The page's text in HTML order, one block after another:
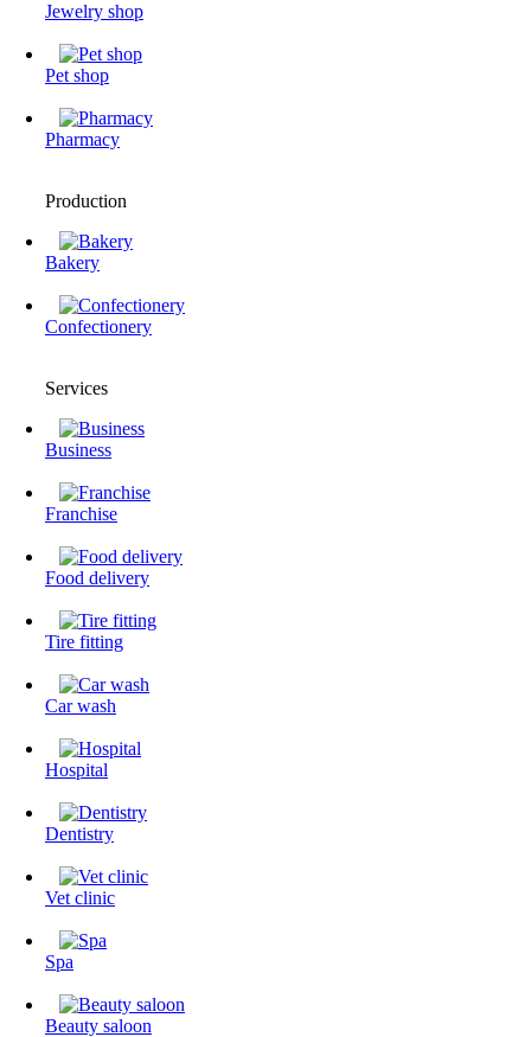
Jewelry shop
Pet shop
Pharmacy
Production
Bakery
Confectionery
Services
Business
Franchise
Food delivery
Tire fitting
Сar wash
Hospital
Dentistry
Vet clinic
Spa
Beauty saloon